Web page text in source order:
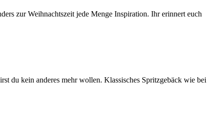
zur Weihnachtszeit jede Menge Inspiration. Ihr erinnert euch
du kein anderes mehr wollen. Klassisches Spritzgebäck wie bei